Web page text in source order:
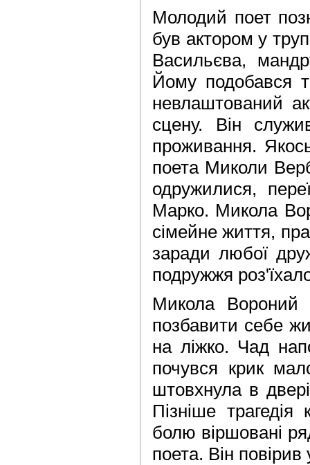
Молодий поет
був актором у
Васильєва,
Йому подобався
невлаштований
сцену. Він
проживання.
поета Миколи
одружилися,
Марко. Микола
сімейне життя,
заради любої
подружжя
Микола Вороний
позбавити себе
на ліжко. Чад
почувся крик
штовхнула в
Пізніше
болю віршовані
поета. Він